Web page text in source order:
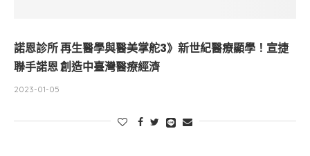
諾恩診所 再生醫學與醫美掌舵3》新世紀醫療顯學！宣捷
聯手諾恩 創造中臺灣醫療經濟
2023-01-05